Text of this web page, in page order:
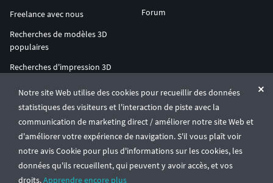
Notre site Web utilise des cookies pour recueillir des données
statistiques des visiteurs et l'interaction de piste avec la
communication de marketing direct / améliorer notre site Web et
d'améliorer votre expérience de navigation. S'il vous plaît voir
notre avis Cookie pour plus d'informations sur les cookies, les
données qu'ils recueillent, qui peuvent y avoir accès, et vos
droits.Apprendre encore plus
Freelance avec nous
Recherches de modèles 3D
populaires
Recherches d'impression 3D
Forum
ENTERPRISE 3D AT SCALE
© CGTrader 2011-2026
UAB CGTrader, Antakalnio st. 17, Vilnius, Lithuania
Conditions généralesConfidentialité🇫🇷 Français